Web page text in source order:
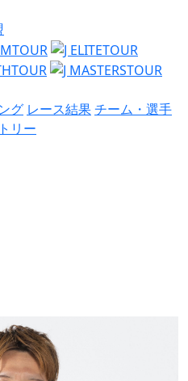
グ レース結果チーム・選手
リー